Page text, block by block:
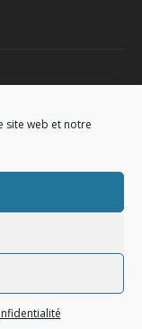
site web et notre
de ce site signifie
générales.